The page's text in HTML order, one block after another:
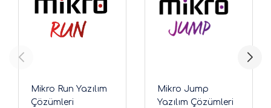
Mikro Run Yazılım
Çözümleri
Mikro Jump
Yazılım Çözümleri